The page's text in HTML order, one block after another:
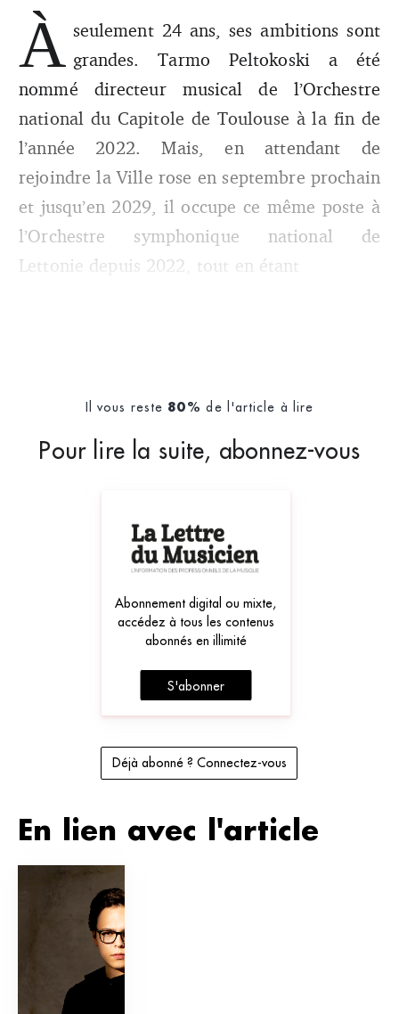
Le chef finlandais entame une nouvelle expérience dans
sa jeune carrière en rejoignant les rangs du
Philharmonique de Hong Kong en tant que directeur
musical, à compter de la saison 2026/2027.
À seulement 24 ans, ses ambitions sont
grandes. Tarmo Peltokoski a été
nommé directeur musical de l’Orchestre
national du Capitole de Toulouse à la fin de
l’année 2022. Mais, en attendant de
rejoindre la Ville rose en septembre prochain
et jusqu’en 2029, il occupe ce même poste à
l’Orchestre symphonique national de
Lettonie depuis 2022, tout en étant
Il vous reste 80% de l'article à lire
Pour lire la suite, abonnez-vous
Abonnement digital ou mixte,
accédez à tous les contenus
abonnés en illimité
S'abonner
Déjà abonné ? Connectez-vous
En lien avec l'article